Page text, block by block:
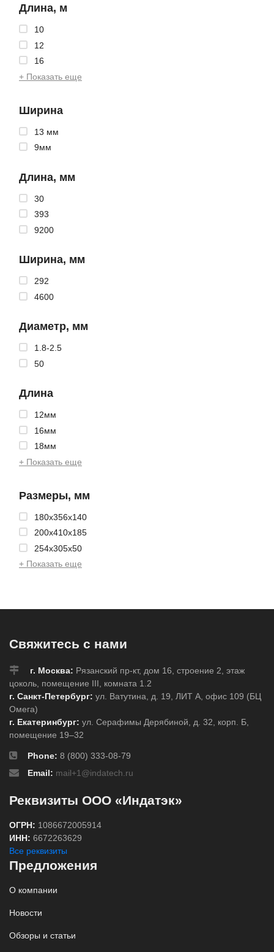
Длина, м
10
12
16
+ Показать еще
Ширина
13 мм
9мм
Длина, мм
30
393
9200
Ширина, мм
292
4600
Диаметр, мм
1.8-2.5
50
Длина
12мм
16мм
18мм
+ Показать еще
Размеры, мм
180x356x140
200x410x185
254x305x50
+ Показать еще
Свяжитесь с нами
г. Москва: Рязанский пр-кт, дом 16, строение 2, этаж
цоколь, помещение III, комната 1.2
г. Санкт-Петербург: ул. Ватутина, д. 19, ЛИТ А, офис 109 (БЦ
Омега)
г. Екатеринбург: ул. Серафимы Дерябиной, д. 32, корп. Б,
помещение 19–32
Phone: 8 (800) 333-08-79
Email: mail+1@indatech.ru
Реквизиты ООО «Индатэк»
ОГРН: 1086672005914
ИНН: 6672263629
Все реквизиты
Предложения
О компании
Новости
Обзоры и статьи